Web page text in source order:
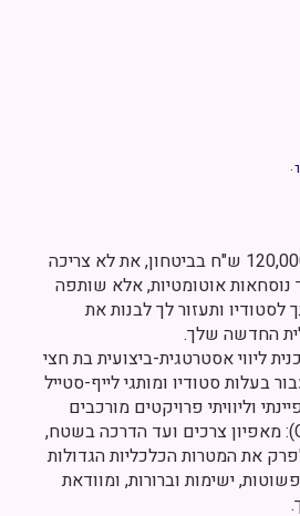
כדי לחצות את גשר ה-120,000 ש"ח בביטחון, את לא צריכה
נוסחאות אוטומטיות, אלא שותפה
ותעזור לך לבנות את
החדשה שלך.
ליווי אסטרטגית-ביצועית בת חצי
בעלות סטודיו ומותגי לייף-סטייל
וליוויתי פרויקטים מורכבים
בעולם הטכנולוגי (CRM): מאפיון צרכים ועד הדרכה בשטח,
את המטרות הכלכליות הגדולות
ישימות וברורות, ומוודאת